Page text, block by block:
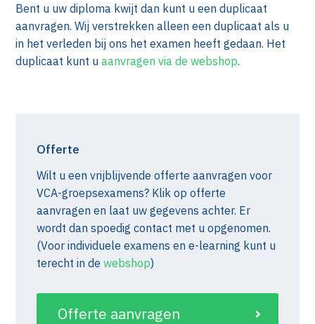
Bent u uw diploma kwijt dan kunt u een duplicaat
aanvragen. Wij verstrekken alleen een duplicaat als u
in het verleden bij ons het examen heeft gedaan. Het
duplicaat kunt uaanvragen via de webshop.
Offerte
Wilt u een vrijblijvende offerte aanvragen voor
VCA-groepsexamens? Klik op offerte
aanvragen en laat uw gegevens achter. Er
wordt dan spoedig contact met u opgenomen.
(Voor individuele examens en e-learning kunt u
terecht in dewebshop)
Offerte aanvragen